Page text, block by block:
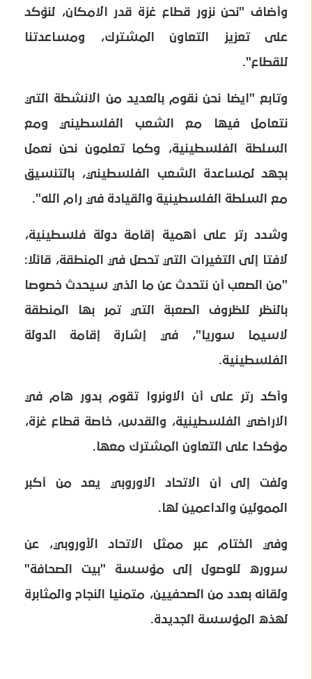
وأضاف "نحن نزور قطاع غزة قدر الامكان، لنؤكد
على تعزيز التعاون المشترك، ومساعدتنا
للقطاع".
وتابع "ايضا نحن نقوم بالعديد من الانشطة التي
نتعامل فيها مع الشعب الفلسطيني ومع
السلطة الفلسطينية، وكما تعلمون نحن نعمل
بجهد لمساعدة الشعب الفلسطيني، بالتنسيق
مع السلطة الفلسطينية والقيادة في رام الله".
وشدد رتر على أهمية إقامة دولة فلسطينية،
لافتا إلى التغيرات التي تحصل في المنطقة، قائلا:
"من الصعب أن نتحدث عن ما الذي سيحدث خصوصا
بالنظر للظروف الصعبة التي تمر بها المنطقة
لاسيما سوريا"، في إشارة إقامة الدولة
الفلسطينية.
وأكد رتر على أن الاونروا تقوم بدور هام في
الاراضي الفلسطينية، والقدس، خاصة قطاع غزة،
مؤكدا على التعاون المشترك معها.
ولفت إلى أن الاتحاد الاوروبي يعد من أكبر
الممولين والداعمين لها.
وفي الختام عبر ممثل الاتحاد الأوروبي، عن
سروره للوصول إلى مؤسسة "بيت الصحافة"
ولقائه بعدد من الصحفيين، متمنيا النجاح والمثابرة
لهذه المؤسسة الجديدة.